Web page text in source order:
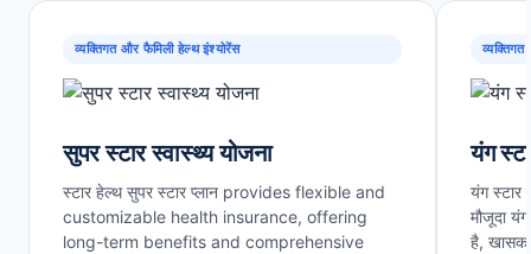
व्यक्तिगत और फैमिली हेल्थ इंश्योरेंस
सुपर स्टार स्वास्थ्य योजना
स्टार हेल्थ सुपर स्टार प्लान provides flexible and
customizable health insurance, offering
long-term benefits and comprehensive
यंग
यंग स्टार
मौजूदा
है,